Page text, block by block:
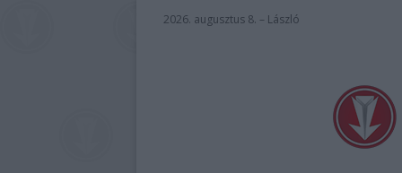
2026. augusztus 8. – László